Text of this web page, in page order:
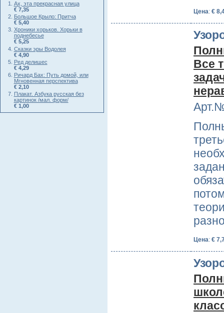
Ах, эта прекрасная улица
€ 7,35
Большое Крыло: Притча
€ 5,40
Хроники хорьков. Хорьки в
поднебесье
€ 5,25
Сказки эры Водолея
€ 4,90
Ред делишес
€ 4,29
Ричард Бах: Путь домой, или
Мгновенная перспектива
€ 2,10
Плакат. Азбука русская без
картинок /мал. форм/
€ 1,00
Цена: €
Все
Цена: €